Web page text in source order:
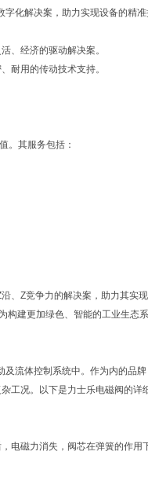
化解决案，助力实现设备的精准
、经济的驱动解决案。
耐用的传动技术支持。
。其服务包括：
、Z竞争力的解决案，助力其实
建更加绿色、智能的工业生态系
流体控制系统中。作为内的品
工况。以下是力士乐电磁阀的详
电磁力消失，阀芯在弹簧的作用